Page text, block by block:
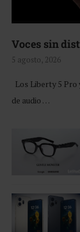
Voces sin
5 agosto, 2026
Los Liberty 5 Pro
de audio …